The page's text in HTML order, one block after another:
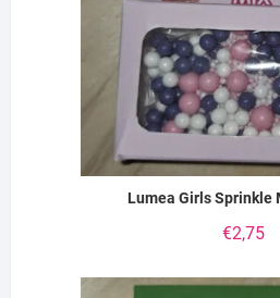
Lumea Girls Sprinkle
€2,75